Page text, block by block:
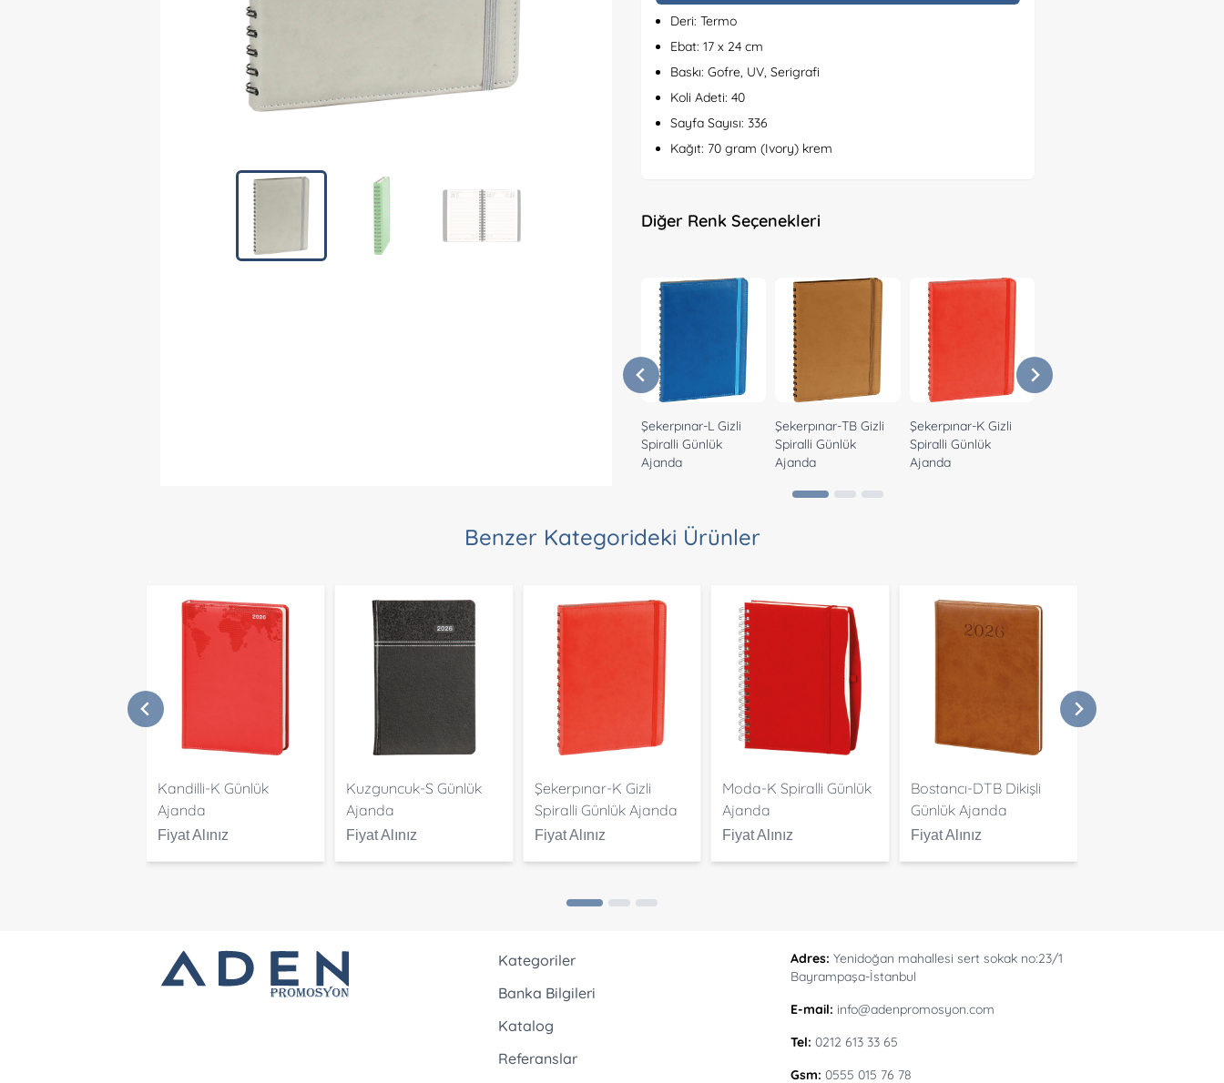
Sekreterlikler
Masa Setleri ve
Sümenleri
Kalemler
Panolar
Termoslar ve
Diğer Ürünler
Deri: Termo
Ebat: 17 x 24 cm
Baskı: Gofre, UV, Serigrafi
Koli Adeti: 40
Sayfa Sayısı: 336
Kağıt: 70 gram (Ivory) krem
Diğer Renk Seçenekleri
Şekerpınar-L Gizli
Spiralli Günlük
Ajanda
Şekerpınar-TB Gizli
Spiralli Günlük
Ajanda
Şekerpınar-K Gizli
Spiralli Günlük
Ajanda
Benzer Kategorideki Ürünler
Kandilli-K Günlük
Ajanda
Fiyat Alınız
Kuzguncuk-S Günlük
Ajanda
Fiyat Alınız
Şekerpınar-K Gizli
Spiralli Günlük Ajanda
Fiyat Alınız
Moda-K Spiralli Günlük
Ajanda
Fiyat Alınız
Bostancı-DTB Dikişli
Günlük Ajanda
Fiyat Alınız
Kategoriler
Banka Bilgileri
Katalog
Referanslar
Adres: Yenidoğan mahallesi sert sokak no:23/1
Bayrampaşa-İstanbul
E-mail: info@adenpromosyon.com
Tel: 0212 613 33 65
Gsm: 0555 015 76 78